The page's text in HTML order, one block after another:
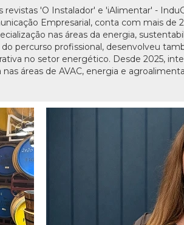
revistas 'O Instalador' e 'iAlimentar' -
Empresarial, conta com mais de
nas áreas da energia,
percurso profissional, desenvolveu
no setor energético. Desde 2025,
áreas de AVAC, energia e